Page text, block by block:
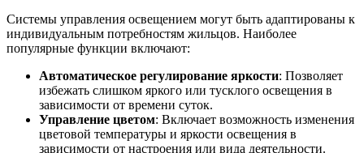
Системы управления освещением могут быть адаптированы к
индивидуальным потребностям жильцов. Наиболее
популярные функции включают:
Автоматическое регулирование яркости: Позволяет
избежать слишком яркого или тусклого освещения в
зависимости от времени суток.
Управление цветом: Включает возможность изменения
цветовой температуры и яркости освещения в
зависимости от настроения или вида деятельности.